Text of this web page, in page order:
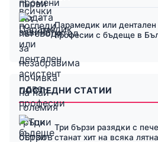
Парамедик или дентален
професии с бъдеще в
ПОСЛЕДНИ СТАТИИ
Три бързи разядки с
станат хит на всяка